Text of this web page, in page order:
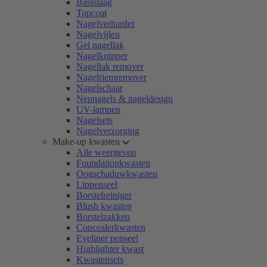
Basislaag
Topcoat
Nagelverharder
Nagelvijlen
Gel nagellak
Nagelknipper
Nagellak remover
Nagelriemremover
Nagelschaar
Nepnagels & nageldesign
UV-lampen
Nagelsets
Nagelverzorging
Make-up kwasten
Alle weergeven
Foundationkwasten
Oogschaduwkwasten
Lippenseel
Borstelreiniger
Blush kwasten
Borstelzakken
Concealerkwasten
Eyeliner penseel
Highlighter kwast
Kwastensets